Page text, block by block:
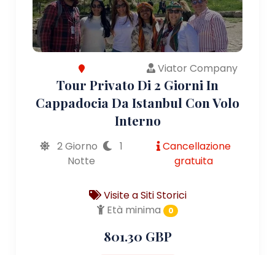
Viator Company
Tour Privato Di 2 Giorni In
Cappadocia Da Istanbul Con Volo
Interno
2 Giorno
1
Notte
Cancellazione
gratuita
Visite a Siti Storici
Età minima
0
801.30 GBP